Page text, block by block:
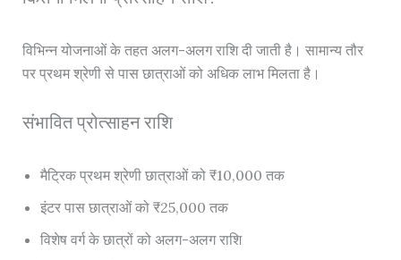
विभिन्न योजनाओं के तहत अलग-अलग राशि दी जाती है। सामान्य तौर
पर प्रथम श्रेणी से पास छात्राओं को अधिक लाभ मिलता है।
संभावित प्रोत्साहन राशि
मैट्रिक प्रथम श्रेणी छात्राओं को ₹10,000 तक
इंटर पास छात्राओं को ₹25,000 तक
विशेष वर्ग के छात्रों को अलग-अलग राशि